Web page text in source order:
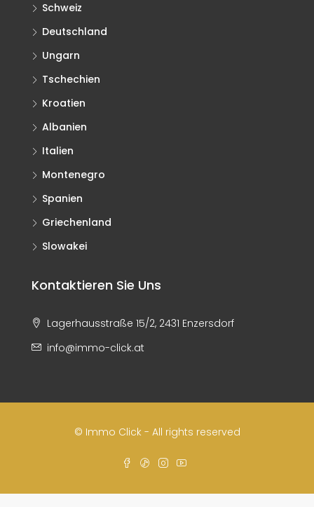
Schweiz
Deutschland
Ungarn
Tschechien
Kroatien
Albanien
Italien
Montenegro
Spanien
Griechenland
Slowakei
Kontaktieren Sie Uns
Lagerhausstraße 15/2, 2431 Enzersdorf
info@immo-click.at
© Immo Click - All rights reserved